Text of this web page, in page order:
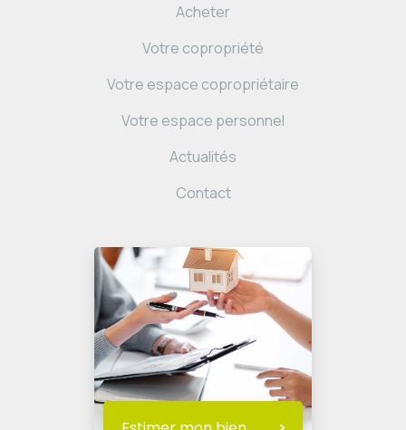
Acheter
Votre copropriété
Votre espace copropriétaire
Votre espace personnel
Actualités
Contact